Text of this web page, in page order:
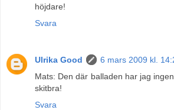
höjdare!
Svara
Ulrika Good
6 mars 2009 kl.
Mats: Den där balladen har jag
skitbra!
Svara